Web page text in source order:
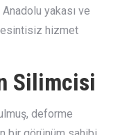
yakası ve
hizmet
Silimcisi
deforme